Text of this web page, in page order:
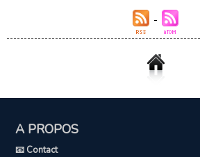
A PROPOS
📧 Contact